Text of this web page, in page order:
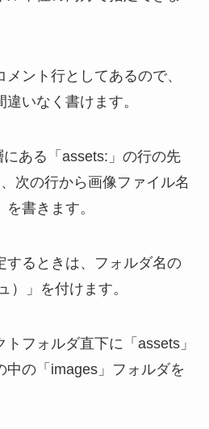
ント行としてあるので、
いなく書けます。
にある「assets:」の行の先
次の行から画像ファイル名
を書きます。
するときは、フォルダ名の
）」を付けます。
トフォルダ直下に「assets」
中の「images」フォルダを